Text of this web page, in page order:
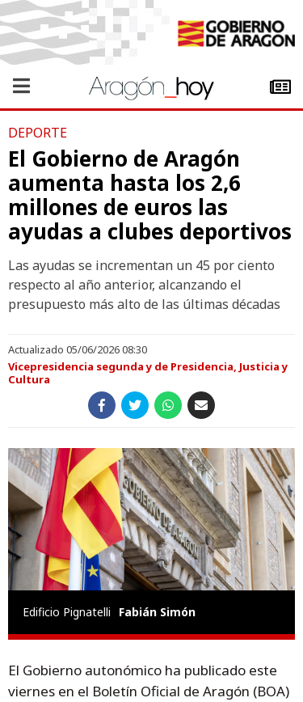
DEPORTE
El Gobierno de Aragón
aumenta hasta los 2,6
millones de euros las
ayudas a clubes deportivos
Las ayudas se incrementan un 45 por ciento
respecto al año anterior, alcanzando el
presupuesto más alto de las últimas décadas
Actualizado 05/06/2026 08:30
Vicepresidencia segunda y de Presidencia, Justicia y
Cultura
Edificio Pignatelli Fabián Simón
El Gobierno autonómico ha publicado este
viernes en el Boletín Oficial de Aragón (BOA)